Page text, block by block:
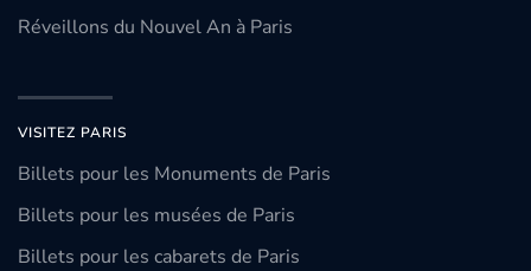
Réveillons du Nouvel An à Paris
VISITEZ PARIS
Billets pour les Monuments de Paris
Billets pour les musées de Paris
Billets pour les cabarets de Paris